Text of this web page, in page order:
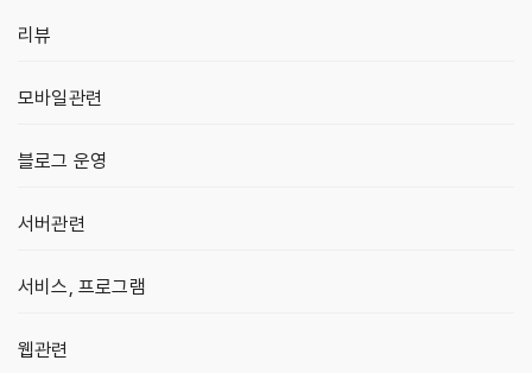
리뷰
모바일관련
블로그 운영
서버관련
서비스, 프로그램
웹관련